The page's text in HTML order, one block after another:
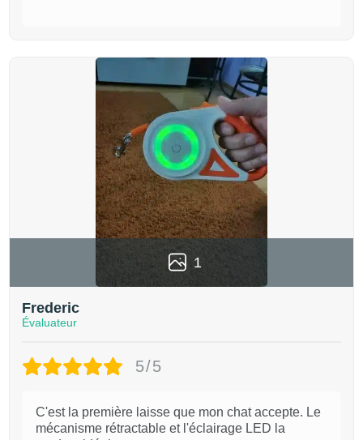
1
Frederic
Évaluateur
5/5
C'est la première laisse que mon chat accepte. Le
mécanisme rétractable et l'éclairage LED la